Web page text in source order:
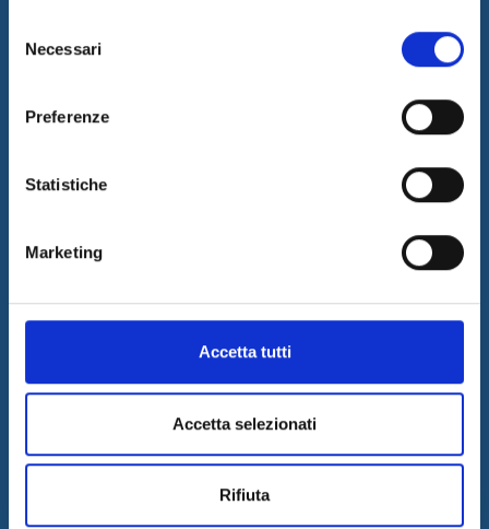
delNecessari
Preferenze
Statistiche
Marketing
Accetta tutti
Accetta selezionati
Rifiuta
soluzioni innovative, erogando consulenza ed outsourcing per
supportare il business dei propri clienti grazie ad un team di
Ultime News
Ore
SITEMAP
PRIVACY & COOKIE POLICY
COPYRIGHT